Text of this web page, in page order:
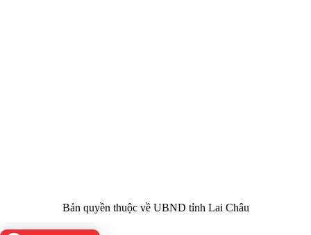
Bản quyền thuộc về UBND tỉnh Lai Châu